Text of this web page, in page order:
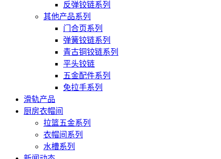
反弹铰链系列
其他产品系列
门合页系列
弹簧铰链系列
青古铜铰链系列
平头铰链
五金配件系列
免拉手系列
滑轨产品
厨房衣帽间
拉篮五金系列
衣帽间系列
水槽系列